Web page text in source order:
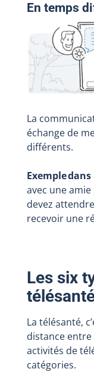
En temps
La
échange de
différents.
Exemple
avec une
devez
recevoir une
Les six
La télésanté,
distance
activités de
catégories.